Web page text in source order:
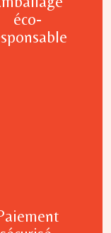
éco-